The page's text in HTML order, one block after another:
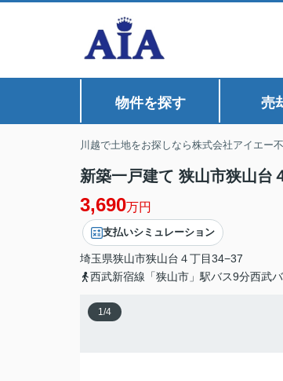
物件を探す 売
川越で土地をお探しなら株式会社アイエー
新築一戸建て 狭山市狭山台
3,690万円
支払いシミュレーション
埼玉県狭山市狭山台 ４丁目34−37
西武新宿線「狭山市」駅バス9分西武
1/4